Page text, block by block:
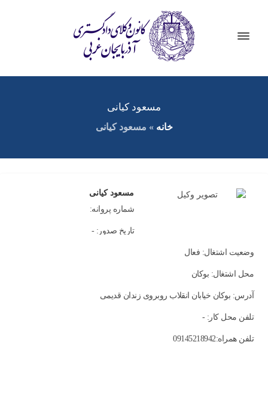
مسعود کیانی
خانه » مسعود کیانی
مسعود کیانی
شماره پروانه:
تاریخ صدور: -
وضعیت اشتغال: فعال
محل اشتغال: بوكان
آدرس: بوکان خیابان انقلاب روبروی زندان قدیمی
تلفن محل کار: -
تلفن همراه:09145218942